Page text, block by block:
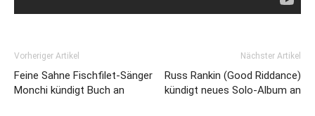
Vorheriger Artikel
Feine Sahne Fischfilet-Sänger
Monchi kündigt Buch an
Nächster Artikel
Russ Rankin (Good Riddance)
kündigt neues Solo-Album an